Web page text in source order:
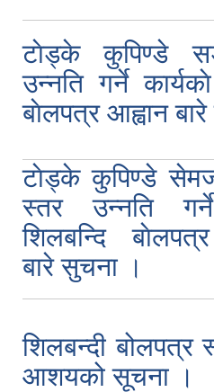
टाेड्के कुपिण्डे
उन्नति गर्ने
बाेलपत्र आह्वान
टाेड्के कुपिण्डे
स्तर उन्नति
शिलबन्दि
बारे सुचना ।
शिलबन्दी बोलपत्र
आशयको सूचना ।